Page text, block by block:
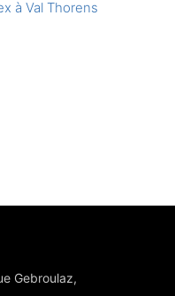
à Val Thorens
Gebroulaz,